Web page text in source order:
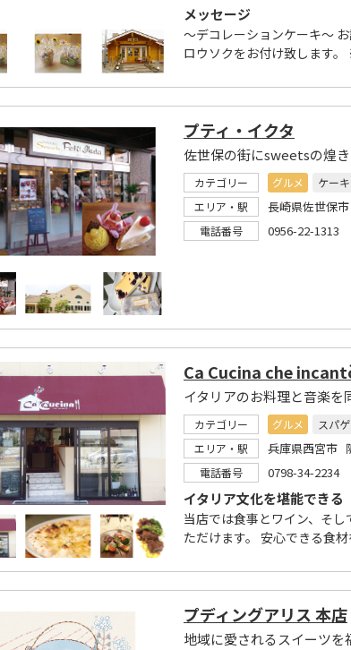
メッセージ
～デコレーションケーキ～
ロウソクをお付け致します
プティ・イクタ
佐世保の街にsweetsの煌き
カテゴリー グルメ
ケーキ
エリア・駅
長崎県佐世保
電話番号 0956-22-1313
Ca Cucina che
イタリアのお料理と音楽を
カテゴリー グルメ
スパ
エリア・駅
兵庫県西宮市
電話番号 0798-34-2234
イタリア文化を堪能できる
当店では食事とワイン、そ
ただけます。 安心できる食
プディングアリス 本店
地域に愛されるスイーツ